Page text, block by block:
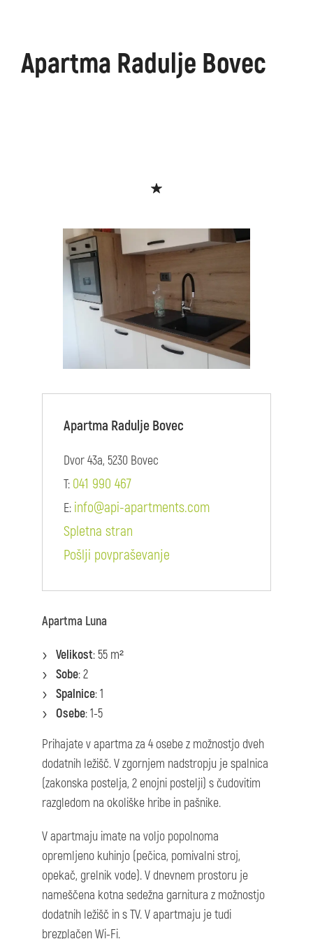
Apartma Radulje Bovec
Apartma Radulje Bovec
Dvor 43a, 5230 Bovec
T: 041 990 467
E: info@api-apartments.com
Spletna stran
Pošlji povpraševanje
Apartma Luna
Velikost: 55 m²
Sobe: 2
Spalnice: 1
Osebe: 1-5
Prihajate v apartma za 4 osebe z možnostjo dveh
dodatnih ležišč. V zgornjem nadstropju je spalnica
(zakonska postelja, 2 enojni postelji) s čudovitim
razgledom na okoliške hribe in pašnike.
V apartmaju imate na voljo popolnoma
opremljeno kuhinjo (pečica, pomivalni stroj,
opekač, grelnik vode). V dnevnem prostoru je
nameščena kotna sedežna garnitura z možnostjo
dodatnih ležišč in s TV. V apartmaju je tudi
brezplačen Wi-Fi.